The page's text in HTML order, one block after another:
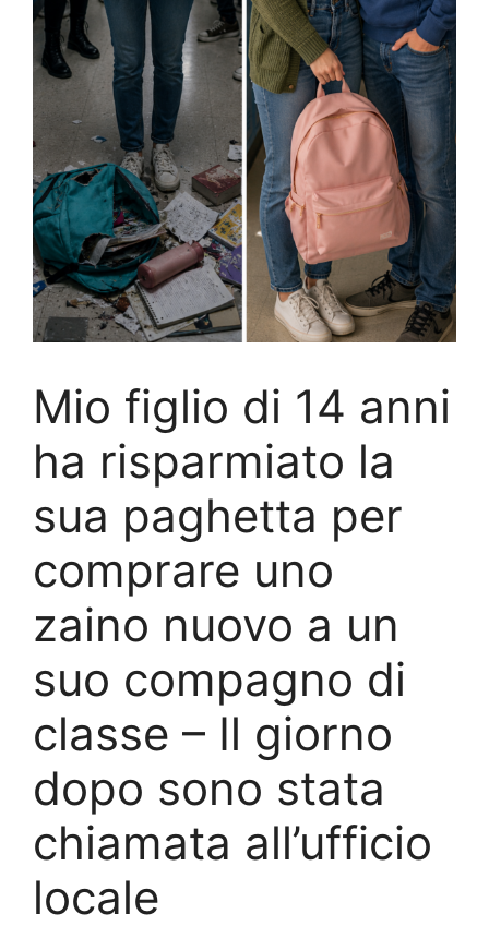
Mio figlio di 14 anni
ha risparmiato la
sua paghetta per
comprare uno
zaino nuovo a un
suo compagno di
classe – Il giorno
dopo sono stata
chiamata all’ufficio
locale